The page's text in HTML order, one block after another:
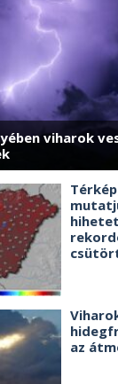
viharok
az